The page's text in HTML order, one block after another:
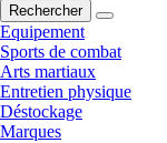
Rechercher
Equipement
Sports de combat
Arts martiaux
Entretien physique
Déstockage
Marques